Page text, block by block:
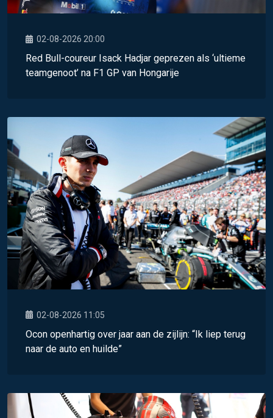
02-08-2026 20:00
Red Bull-coureur Isack Hadjar geprezen als ‘ultieme
teamgenoot’ na F1 GP van Hongarije
02-08-2026 11:05
Ocon openhartig over jaar aan de zijlijn: “Ik liep terug
naar de auto en huilde”